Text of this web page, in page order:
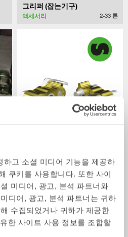
하고 소셜 미디어 기능을 제공하
쿠키를 사용합니다. 또한 사이
미디어, 광고, 분석 파트너와
디어, 광고, 분석 파트너는 귀하
수집되었거나 귀하가 제공한
한 사이트 사용 정보를 조합할
그리퍼 (잡는기구)
액세서리 2-33 톤
6